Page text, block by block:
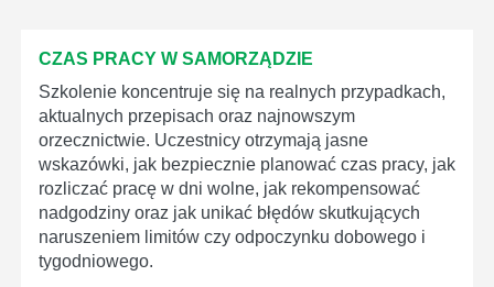
CZAS PRACY W SAMORZĄDZIE
Szkolenie koncentruje się na realnych przypadkach,
aktualnych przepisach oraz najnowszym
orzecznictwie. Uczestnicy otrzymają jasne
wskazówki, jak bezpiecznie planować czas pracy, jak
rozliczać pracę w dni wolne, jak rekompensować
nadgodziny oraz jak unikać błędów skutkujących
naruszeniem limitów czy odpoczynku dobowego i
tygodniowego.